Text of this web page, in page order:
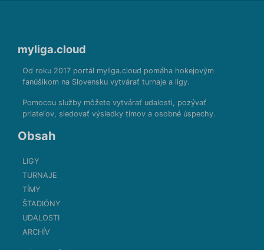
myliga.cloud
Od roku 2017 portál myliga.cloud pomáha hokejovým
fanúšikom na Slovensku vytvárať turnaje a ligy.
Pomocou služby môžete vytvárať udalosti, pozývať
priateľov, sledovať výsledky tímov a osobné úspechy.
Obsah
LIGY
TURNAJE
TÍMY
ŠTADIÓNY
UDALOSTI
ARCHÍV